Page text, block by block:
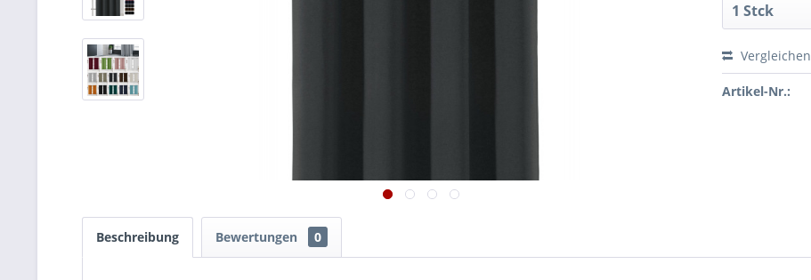
Vergleichen
Artikel-Nr.:
Beschreibung Bewertungen 0